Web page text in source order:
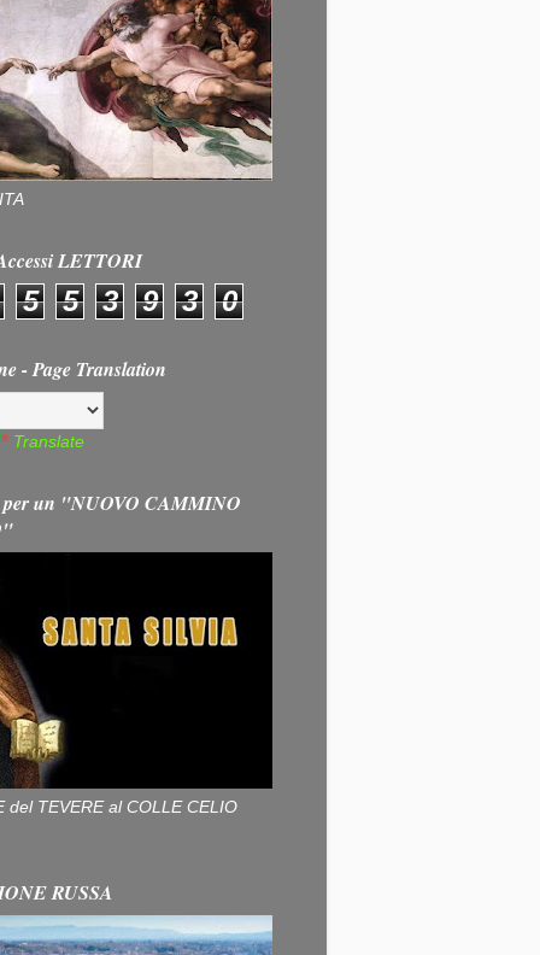
LETTORI
5 5 3 9 3 0
- Page Translation
Translate
per un "NUOVO CAMMINO
del TEVERE al COLLE CELIO
RUSSA